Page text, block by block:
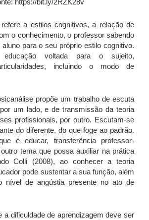
https://bit.ly/2RZK28v
a estilos cognitivos, a relação de
o conhecimento, o professor sabendo
para o seu próprio estilo cognitivo.
educação voltada para o sujeito,
incluindo o modo de
propõe um trabalho de escuta
um lado, e de transmissão da teoria
profissionais, por outro. Escutam-se
do diferente, do que foge ao padrão.
é educar, transferência professor-
tema que possa auxiliar na prática
Colli (2008), ao conhecer a teoria
pode sustentar a sua função, além
nível de angústia presente no ato de
a dificuldade de aprendizagem deve ser